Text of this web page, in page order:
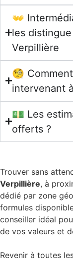
👐
les
Verpillière
🧐
intervenant
💵 Les
offerts ?
Trouver sans
Verpillière, à
dédié par zone
formules
conseiller idéal
de vos valeurs et
Revenir à toutes